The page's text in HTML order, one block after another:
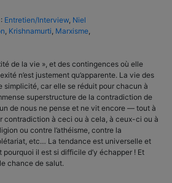
Entretien/Interview Niel
Krishnamurti Marxisme
de la vie », et des contingences où elle
n’est justement qu’apparente. La vie des
simplicité, car elle se réduit pour chacun à
superstructure de la contradiction de
de nous ne pense et ne vit encore — tout à
à ceci ou à cela, à ceux-ci ou à
ou contre l’athéisme, contre la
etc… La tendance est universelle et
pourquoi il est si difficile d’y échapper ! Et
chance de salut.